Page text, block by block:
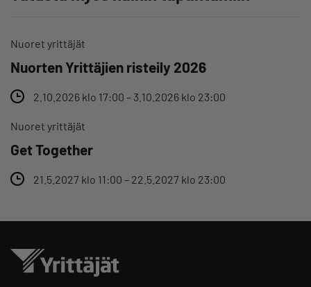
Nuoret yrittäjät
Nuorten Yrittäjien risteily 2026
2.10.2026 klo 17:00 – 3.10.2026 klo 23:00
Nuoret yrittäjät
Get Together
21.5.2027 klo 11:00 – 22.5.2027 klo 23:00